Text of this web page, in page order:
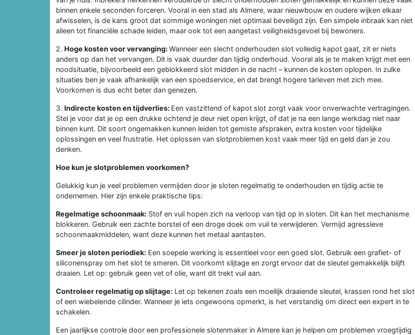
binnen enkele seconden forceren. Vooral in een stad als Almere, waar nieuwbouw en oudere wijken elkaar
afwisselen, is de kans groot dat sommige woningen niet optimaal beveiligd zijn. Een simpele inbraak kan niet
alleen tot financiële schade leiden, maar ook tot een aangetast veiligheidsgevoel bij bewoners.
2. Hoge kosten voor vervanging:Wanneer een slecht onderhouden slot volledig kapot gaat, zit er niets
anders op dan het vervangen. Dit is vaak duurder dan tijdig onderhoud. Vooral als je te maken krijgt met een
noodsituatie, bijvoorbeeld een geblokkeerd slot midden in de nacht – kunnen de kosten oplopen. In zulke
situaties ben je vaak afhankelijk van een spoedservice, en dat brengt hogere tarieven met zich mee.
Voorkomen is dus echt beter dan genezen.
3. Indirecte kosten en tijdverlies: Een vastzittend of kapot slot zorgt vaak voor onverwachte vertragingen.
Stel je voor dat je op een drukke ochtend je deur niet open krijgt, of dat je na een lange werkdag niet naar
binnen kunt. Dit soort ongemakken kunnen leiden tot gemiste afspraken, extra kosten voor tijdelijke
oplossingen en veel frustratie. Het oplossen van slotproblemen kost vaak meer tijd en geld dan je zou
denken.
Hoe kun je slotproblemen voorkomen?
Gelukkig kun je veel problemen vermijden door je sloten regelmatig te onderhouden en tijdig actie te
ondernemen. Hier zijn enkele praktische tips:
Regelmatige schoonmaak: Stof en vuil hopen zich na verloop van tijd op in sloten. Dit kan het mechanisme
blokkeren. Gebruik een zachte borstel of een droge doek om vuil te verwijderen. Vermijd agressieve
schoonmaakmiddelen, want deze kunnen het metaal aantasten.
Smeer je sloten periodiek: Een soepele werking is essentieel voor een goed slot. Gebruik een grafiet- of
siliconenspray om het slot te smeren. Dit voorkomt slijtage en zorgt ervoor dat de sleutel gemakkelijk blijft
draaien. Let op: gebruik geen vet of olie, want dit trekt vuil aan.
Controleer regelmatig op slijtage: Let op tekenen zoals een moeilijk draaiende sleutel, krassen rond het slot
of een wiebelende cilinder. Wanneer je iets ongewoons opmerkt, is het verstandig om direct een expert in te
schakelen.
Een jaarlijkse controle door een professionele slotenmaker in Almere kan je helpen om problemen vroegtijdig